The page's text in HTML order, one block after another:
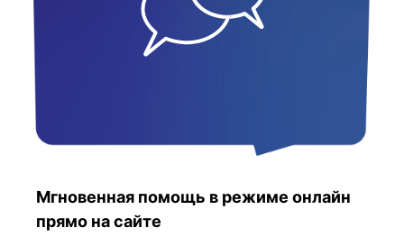
Мгновенная помощь в режиме онлайн
прямо на сайте